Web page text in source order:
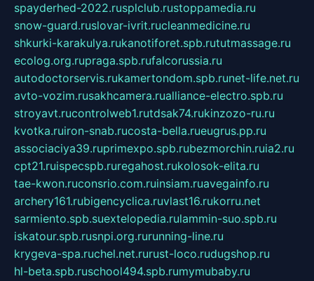
spayderhed-2022.rusplclub.rustoppamedia.ru
snow-guard.ruslovar-ivrit.rucleanmedicine.ru
shkurki-karakulya.rukanotiforet.spb.rututmassage.ru
ecolog.org.rupraga.spb.rufalcorussia.ru
autodoctorservis.rukamertondom.spb.runet-life.net.ru
avto-vozim.rusakhcamera.rualliance-electro.spb.ru
stroyavt.rucontrolweb1.rutdsak74.rukinzozo-ru.ru
kvotka.ruiron-snab.rucosta-bella.rueugrus.pp.ru
associaciya39.ruprimexpo.spb.rubezmorchin.ruia2.ru
cpt21.ruispecspb.ruregahost.rukolosok-elita.ru
tae-kwon.ruconsrio.com.ruinsiam.ruavegainfo.ru
archery161.rubigencyclica.ruvlast16.rukorru.net
sarmiento.spb.suextelopedia.rulammin-suo.spb.ru
iskatour.spb.rusnpi.org.rurunning-line.ru
krygeva-spa.ruchel.net.rurust-loco.rudugshop.ru
hl-beta.spb.ruschool494.spb.rumymubaby.ru